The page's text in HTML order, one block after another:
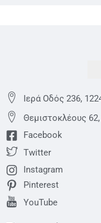
Ιερά Οδός 236,
Θεμιστoκλέους
Facebook
Twitter
Instagram
Pinterest
YouTube